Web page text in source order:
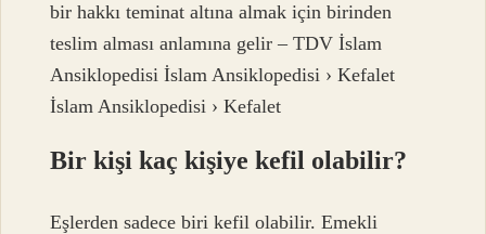
bir hakkı teminat altına almak için birinden
teslim alması anlamına gelir – TDV İslam
Ansiklopedisi İslam Ansiklopedisi › Kefalet
İslam Ansiklopedisi › Kefalet
Bir kişi kaç kişiye kefil olabilir?
Eşlerden sadece biri kefil olabilir. Emekli